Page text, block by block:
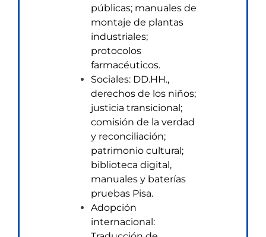
públicas; manuales de
montaje de plantas
industriales;
protocolos
farmacéuticos.
Sociales: DD.HH.,
derechos de los niños;
justicia transicional;
comisión de la verdad
y reconciliación;
patrimonio cultural;
biblioteca digital,
manuales y baterías
pruebas Pisa.
Adopción
internacional: